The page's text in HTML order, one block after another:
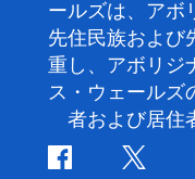
ールズは、アボ
先住民族および
重し、アボリジ
ス・ウェールズ
者および居住
フ
ツ